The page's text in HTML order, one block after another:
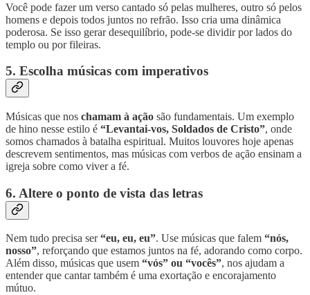
Você pode fazer um verso cantado só pelas mulheres, outro só pelos
homens e depois todos juntos no refrão. Isso cria uma dinâmica
poderosa. Se isso gerar desequilíbrio, pode-se dividir por lados do
templo ou por fileiras.
5. Escolha músicas com imperativos
Músicas que nos chamam à ação são fundamentais. Um exemplo
de hino nesse estilo é “Levantai-vos, Soldados de Cristo”, onde
somos chamados à batalha espiritual. Muitos louvores hoje apenas
descrevem sentimentos, mas músicas com verbos de ação ensinam a
igreja sobre como viver a fé.
6. Altere o ponto de vista das letras
Nem tudo precisa ser“eu, eu, eu”. Use músicas que falem “nós,
nosso”, reforçando que estamos juntos na fé, adorando como corpo.
Além disso, músicas que usem “vós” ou “vocês”, nos ajudam a
entender que cantar também é uma exortação e encorajamento
mútuo.